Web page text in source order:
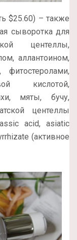
$25.60) – также
сыворотка для
центеллы,
аллантоином,
фитостеролами,
кислотой,
мяты, бучу,
центеллы
acid, asiatic
(активное